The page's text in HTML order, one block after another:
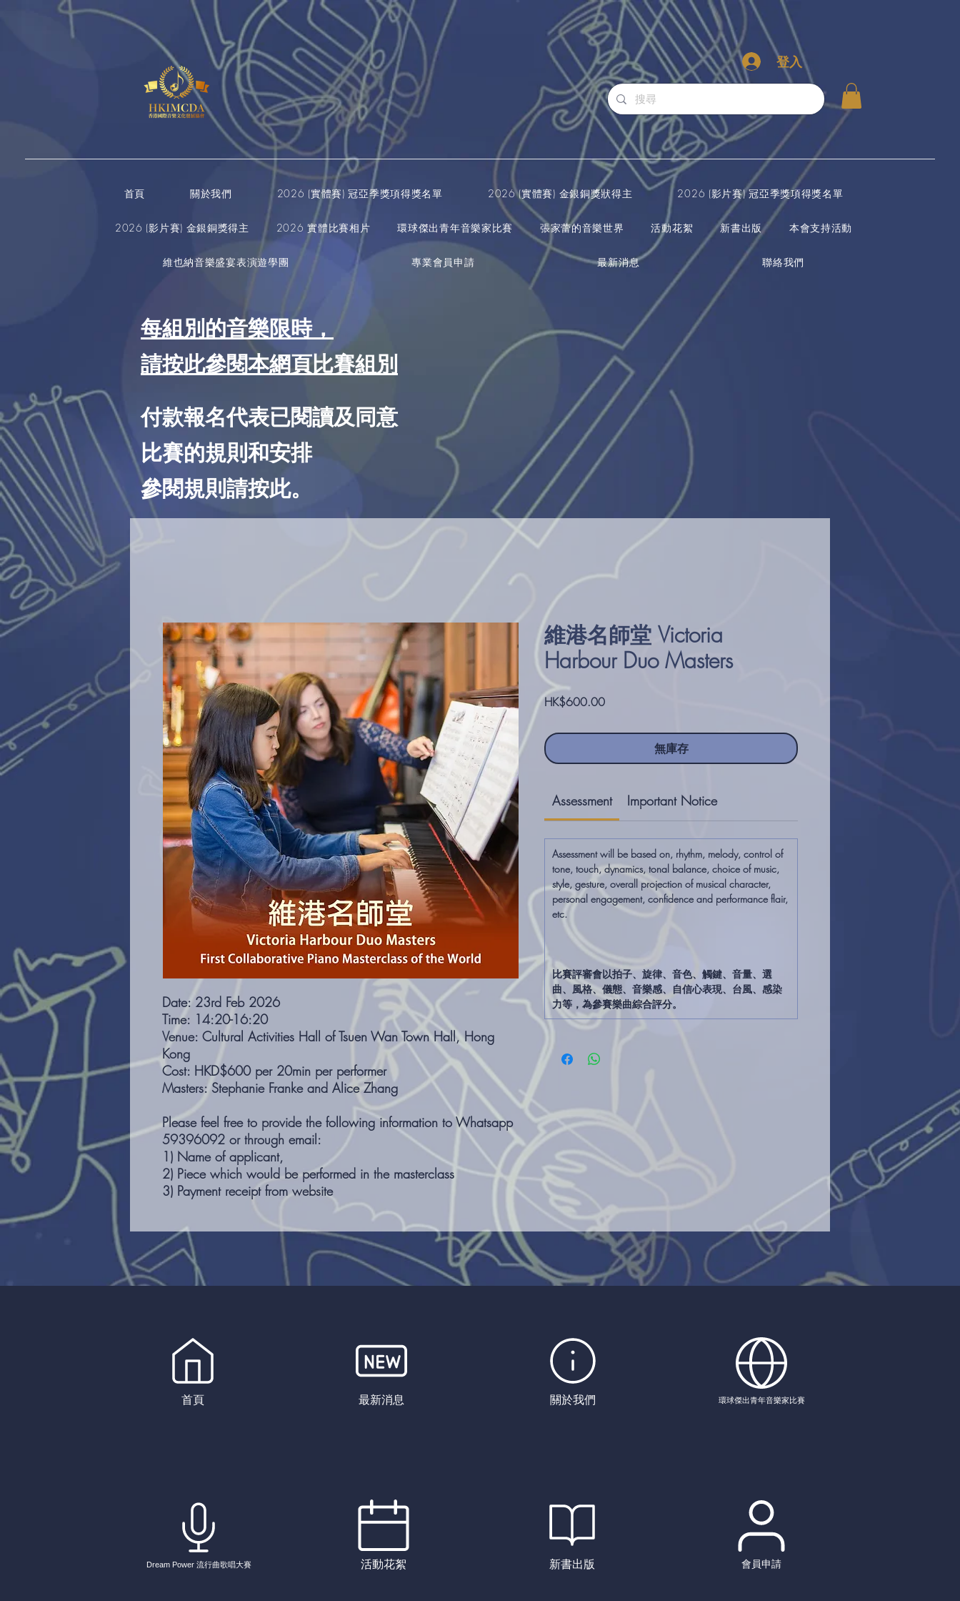
登入
首頁 關於我們 2026 (實體賽) 冠亞季獎項得獎名單 2026 (實體賽) 金銀銅獎狀得主 2026 (影片賽) 冠亞季獎項得獎名單
2026 (影片賽) 金銀銅獎得主 2026 實體比賽相片 環球傑出青年音樂家比賽 張家蕾的音樂世界 活動花絮 新書出版 本會支持活動
維也納音樂盛宴表演遊學團 專業會員申請 最新消息 聯絡我們
每組別的音樂限時，
請按此參閱本網頁比賽組別
付款報名代表已閱讀及同意
比賽的規則和安排
​參閱規則請按此。
Date: 23rd Feb 2026
Time: 14:20-16:20
Venue: Cultural Activities Hall of Tsuen Wan Town Hall, Hong
Kong
Cost: HKD$600 per 20min per performer
Masters: Stephanie Franke and Alice Zhang
Please feel free to provide the following information to Whatsapp
59396092 or through email:
1) Name of applicant,
2) Piece which would be performed in the masterclass
3) Payment receipt from website
維港名師堂 Victoria
Harbour Duo Masters
HK$600.00價
無庫存
Assessment Important Notice
Assessment will be based on, rhythm, melody, control of
tone, touch, dynamics, tonal balance, choice of music,
style, gesture, overall projection of musical character,
personal engagement, confidence and performance flair,
etc.
比賽評審會以拍子、旋律、音色、觸鍵、音量、選
曲、風格、儀態、音樂感、自信心表現、台風、感染
力等，為參賽樂曲綜合評分。
首頁 最新消息
Dream Power 流行曲歌唱大賽 活動花絮
關於我們
新書出版
環球傑出青年音樂家比賽
會員申請